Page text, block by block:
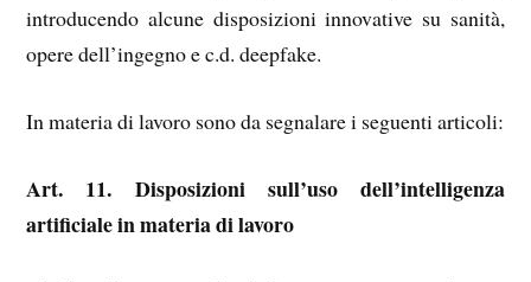
introducendo alcune disposizioni innovative su sanità,
opere dell’ingegno e c.d. deepfake.
In materia di lavoro sono da segnalare i seguenti articoli:
Art. 11. Disposizioni sull’uso dell’intelligenza
artificiale in materia di lavoro